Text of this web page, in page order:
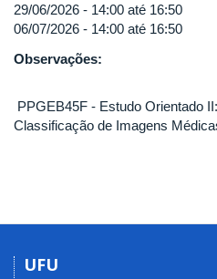
29/06/2026 - 14:00 até 16:50
06/07/2026 - 14:00 até 16:50
Observações:
PPGEB45F - Estudo Orientado
Classificação de Imagens
UFU